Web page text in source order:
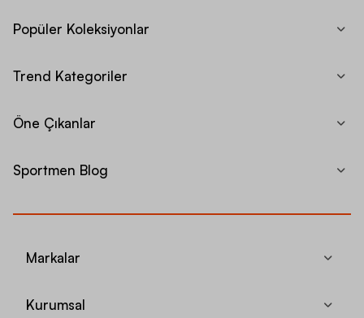
Popüler Koleksiyonlar
Trend Kategoriler
Öne Çıkanlar
Sportmen Blog
Markalar
Kurumsal